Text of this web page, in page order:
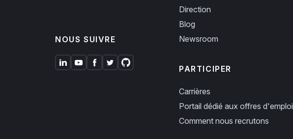
NOUS SUIVRE
Direction
Blog
Newsroom
PARTICIPER
Carrières
Portail dédié aux offres d'emploi
Comment nous recrutons